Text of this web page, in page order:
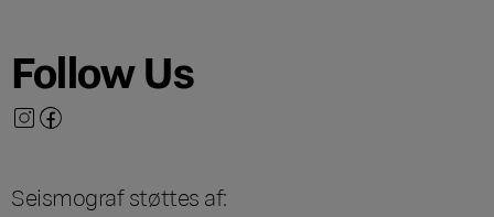
Follow Us
Seismograf støttes af: